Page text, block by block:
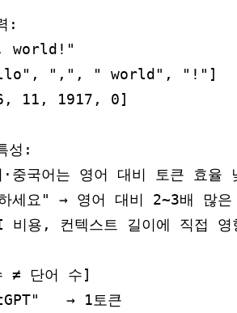
:
world!"
",", " world", "!"]
11, 1917, 0]
성:
중국어는 영어 대비 토큰 효율
세요" → 영어 대비 2~3배 많은
비용, 컨텍스트 길이에 직접 영
≠ 단어 수]
→ 1토큰